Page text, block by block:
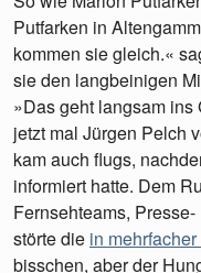
Putfarken in
kommen sie gleich.«
sie den langbeinigen
»Das geht langsam
jetzt mal Jürgen Pelch
kam auch flugs,
informiert hatte. Dem
Fernsehteams,
störte die in
bisschen, aber der